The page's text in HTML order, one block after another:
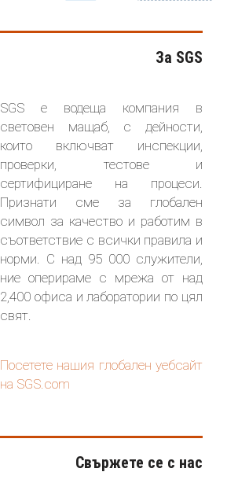
За SGS
SGS е водеща компания в
световен мащаб, с дейности,
които включват инспекции,
проверки, тестове и
сертифициране на процеси.
Признати сме за глобален
символ за качество и работим в
съответствие с всички правила и
норми. С над 95 000 служители,
ние оперираме с мрежа от над
2,400 офиса и лаборатории по цял
свят.
Посетете нашия глобален уебсайт
на SGS.com
Свържете се с нас